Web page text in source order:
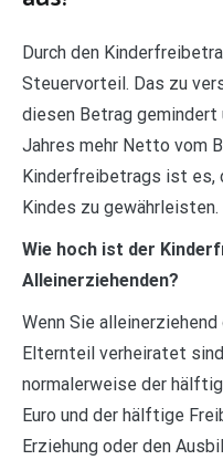
Durch den
Steuervorteil. Das zu
diesen Betrag gemindert
Jahres mehr Netto vom
Kinderfreibetrags ist es,
Kindes zu gewährleisten.
Wie hoch ist der
Alleinerziehenden?
Wenn Sie
Elternteil verheiratet
normalerweise der
Euro und der hälftige
Erziehung oder den